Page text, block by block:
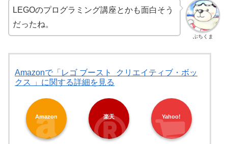
ぶちくま
LEGOのプログラミング講座とかも面白そう
だったね。
Amazonで「レゴ ブースト クリエイティブ・ボッ
クス 」に関する詳細を見る
Amazon 楽天 Yahoo!